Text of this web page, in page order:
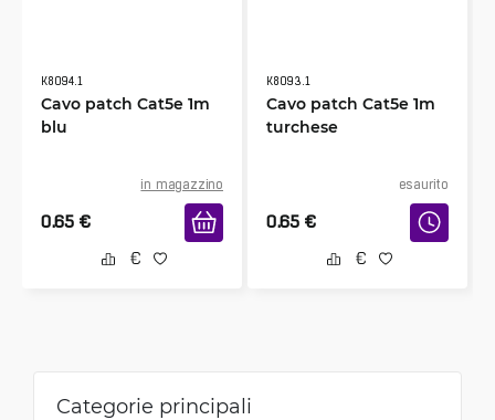
K8094.1
Cavo patch Cat5e 1m
blu
in magazzino
0.65 €
K8093.1
Cavo patch Cat5e 1m
turchese
esaurito
0.65 €
Categorie principali